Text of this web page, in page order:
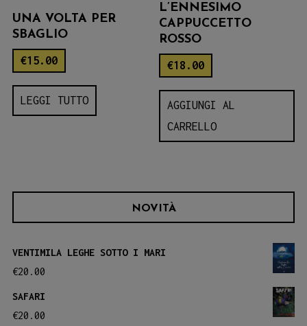
UNA VOLTA PER
SBAGLIO
€15.00
LEGGI TUTTO
L’ENNESIMO
CAPPUCCETTO
ROSSO
€18.00
AGGIUNGI AL
CARRELLO
NOVITÀ
VENTIMILA LEGHE SOTTO I MARI
€20.00
SAFARI
€20.00